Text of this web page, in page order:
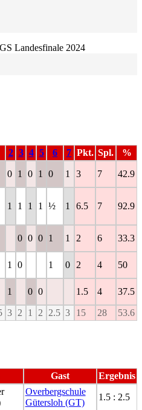
Landesfinale 2024
2 3 4 5 6 7 Pkt. Spl. %
0 1 0 1 0 1 3 7 42.9
1 1 1 1 ½ 1 6.5 7 92.9
0 0 0 1 1 2 6 33.3
1 0 1 0 2 4 50
1 0 0 1.5 4 37.5
3 2 1 2 2.5 3 15 28 53.6
Gast Ergebnis
Overbergschule
Gütersloh (GT)
1.5 : 2.5